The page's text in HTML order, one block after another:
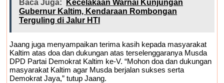
Baca Juga:
Kecelakaan Warnai Kunjungan
Gubernur Kaltim, Kendaraan Rombongan
Terguling di Jalur HTI
Jaang juga menyampaikan terima kasih kepada masyarakat
Kaltim atas doa dan dukungan atas terselenggaranya Musda
DPD Partai Demokrat Kaltim ke-V. “Mohon doa dan dukungan
masyarakat Kaltim agar Musda berjalan sukses serta
Demokrat Jaya,” tutup Jaang.